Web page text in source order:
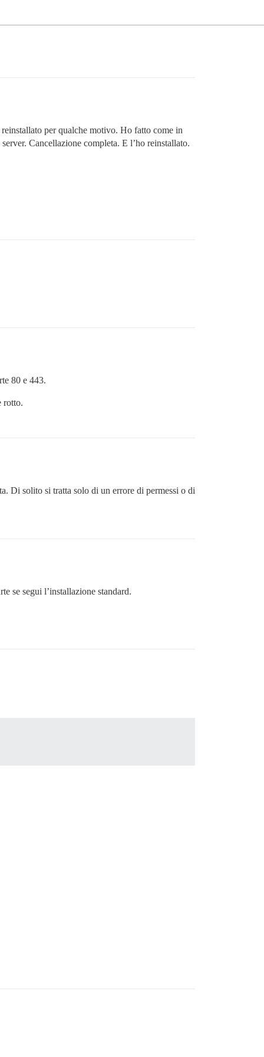
per qualche motivo. Ho fatto come in
Cancellazione completa. E l’ho reinstallato.
80 e 443.
rotto.
Di solito si tratta solo di un errore di permessi o di
se segui l’installazione standard.